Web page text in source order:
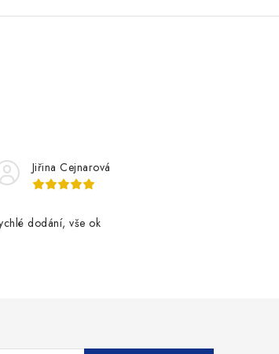
Jiřina Cejnarová
dodání, vše ok